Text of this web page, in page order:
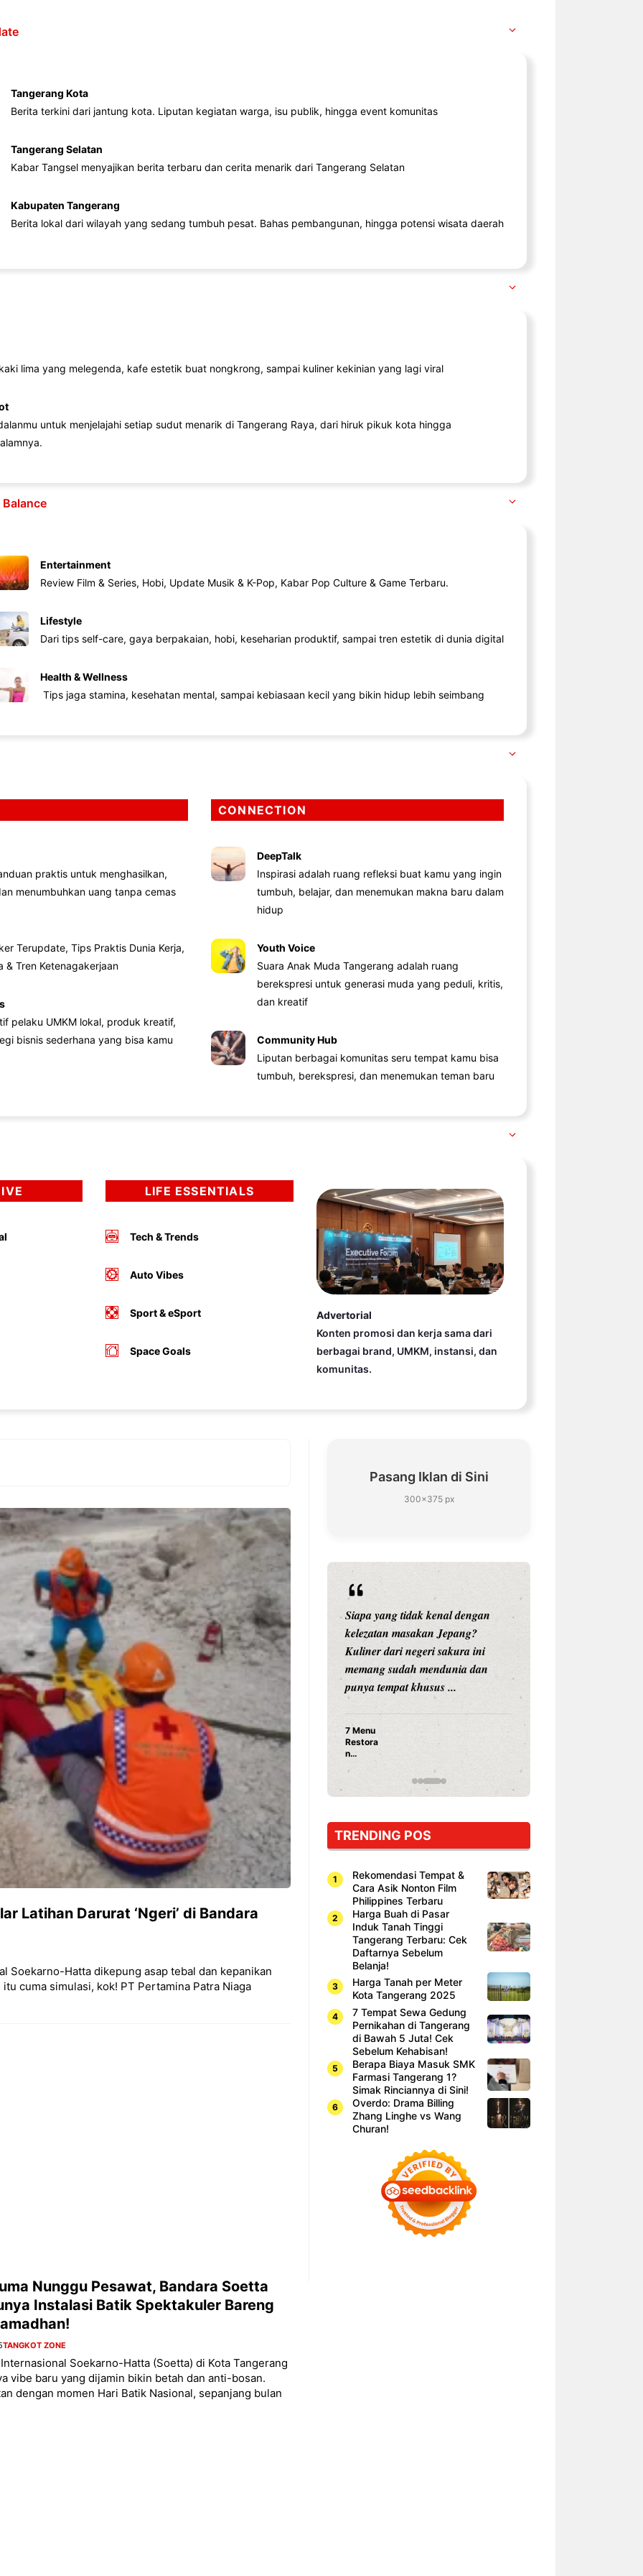
Tangerang Kota
Berita terkini dari jantung kota. Liputan kegiatan warga, isu publik, hingga event komunitas
Tangerang Selatan
Kabar Tangsel menyajikan berita terbaru dan cerita menarik dari Tangerang Selatan
Kabupaten Tangerang
Berita lokal dari wilayah yang sedang tumbuh pesat. Bahas pembangunan, hingga potensi wisata daerah
lima yang melegenda, kafe estetik buat nongkrong, sampai kuliner kekinian yang lagi viral
untuk menjelajahi setiap sudut menarik di Tangerang Raya, dari hiruk pikuk kota hingga
Balance
Entertainment
Review Film & Series, Hobi, Update Musik & K-Pop, Kabar Pop Culture & Game Terbaru.
Lifestyle
Dari tips self-care, gaya berpakaian, hobi, keseharian produktif, sampai tren estetik di dunia digital
Health & Wellness
Tips jaga stamina, kesehatan mental, sampai kebiasaan kecil yang bikin hidup lebih seimbang
praktis untuk menghasilkan,
menumbuhkan uang tanpa cemas
Terupdate, Tips Praktis Dunia Kerja,
& Tren Ketenagakerjaan
pelaku UMKM lokal, produk kreatif,
bisnis sederhana yang bisa kamu
CONNECTION
DeepTalk
Inspirasi adalah ruang refleksi buat kamu yang ingin
tumbuh, belajar, dan menemukan makna baru dalam
hidup
Youth Voice
Suara Anak Muda Tangerang adalah ruang
berekspresi untuk generasi muda yang peduli, kritis,
dan kreatif
Community Hub
Liputan berbagai komunitas seru tempat kamu bisa
tumbuh, berekspresi, dan menemukan teman baru
LIFE ESSENTIALS
Tech & Trends
Auto Vibes
Sport & eSport
Space Goals
Advertorial
Konten promosi dan kerja sama dari
berbagai brand, UMKM, instansi, dan
komunitas.
Latihan Darurat ‘Ngeri’ di Bandara
Soekarno-Hatta dikepung asap tebal dan kepanikan
cuma simulasi, kok! PT Pertamina Patra Niaga
Nunggu Pesawat, Bandara Soetta
Instalasi Batik Spektakuler Bareng
TANGKOT ZONE
Soekarno-Hatta (Soetta) di Kota Tangerang
vibe baru yang dijamin bikin betah dan anti-bosan.
dengan momen Hari Batik Nasional, sepanjang bulan
Pasang Iklan di Sini
300×375 px
sih kamu mulai
cuma buat iseng-
malah jadi
yang
Nah, itulah ...
Dari Iseng Jadi Cuan: Kisah
TUM_ATUL yang Ubah
Hampers Jadi Bisnis Kece
Siapa yang tidak kenal dengan
kelezatan masakan Jepang?
Kuliner dari negeri sakura ini
memang sudah mendunia dan
punya tempat khusus ...
7 Menu
Restora
n
Sushi!
Siapa sangka, dua nama besar di
dunia hiburan, Nunung Srimulat
dan Vicky Prasetyo, kini merambah
dunia kuliner dengan membuka
restoran ...
Nunung Srimulat & Vicky
Prasetyo Buka Restoran
Ayam Panggang! Cuma Rp
Mami Bikin Nagih!
TRENDING POS
Rekomendasi Tempat &
Cara Asik Nonton Film
Philippines Terbaru
Harga Buah di Pasar
Induk Tanah Tinggi
Tangerang Terbaru: Cek
Daftarnya Sebelum
Belanja!
Harga Tanah per Meter
Kota Tangerang 2025
7 Tempat Sewa Gedung
Pernikahan di Tangerang
di Bawah 5 Juta! Cek
Sebelum Kehabisan!
Berapa Biaya Masuk SMK
Farmasi Tangerang 1?
Simak Rinciannya di Sini!
Overdo: Drama Billing
Zhang Linghe vs Wang
Churan!